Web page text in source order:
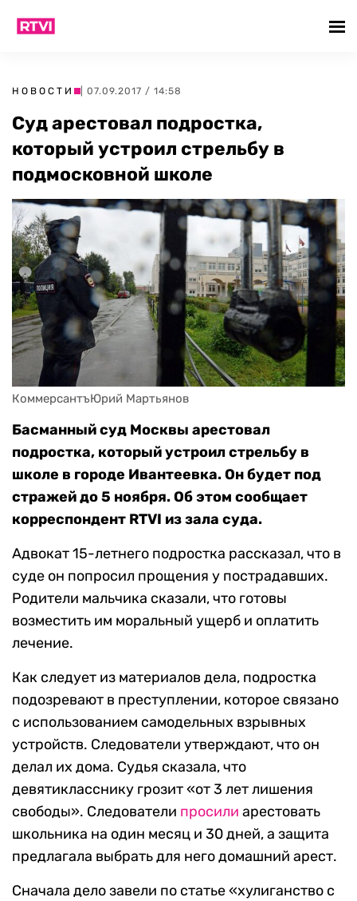
НОВОСТИ | 07.09.2017 / 14:58
Суд арестовал подростка,
который устроил стрельбу в
подмосковной школе
КоммерсантъЮрий Мартьянов
Басманный суд Москвы арестовал
подростка, который устроил стрельбу в
школе в городе Ивантеевка. Он будет под
стражей до 5 ноября. Об этом сообщает
корреспондент RTVI из зала суда.
Адвокат 15-летнего подростка рассказал, что в
суде он попросил прощения у пострадавших.
Родители мальчика сказали, что готовы
возместить им моральный ущерб и оплатить
лечение.
Как следует из материалов дела, подростка
подозревают в преступлении, которое связано
с использованием самодельных взрывных
устройств. Следователи утверждают, что он
делал их дома. Судья сказала, что
девятикласснику грозит «от 3 лет лишения
свободы». Следователи просили арестовать
школьника на один месяц и 30 дней, а защита
предлагала выбрать для него домашний арест.
Сначала дело завели по статье «хулиганство с